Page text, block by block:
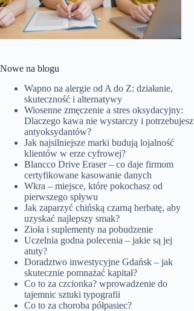
Nowe na blogu
Wapno na alergie od A do Z: działanie,
skuteczność i alternatywy
Wiosenne zmęczenie a stres oksydacyjny:
Dlaczego kawa nie wystarczy i potrzebujesz
antyoksydantów?
Jak najsilniejsze marki budują lojalność
klientów w erze cyfrowej?
Blancco Drive Eraser – co daje firmom
certyfikowane kasowanie danych
Wkra – miejsce, które pokochasz od
pierwszego spływu
Jak zaparzyć chińską czarną herbatę, aby
uzyskać najlepszy smak?
Zioła i suplementy na pobudzenie
Uczelnia godna polecenia – jakie są jej
atuty?
Doradztwo inwestycyjne Gdańsk – jak
skutecznie pomnażać kapitał?
Co to za czcionka? wprowadzenie do
tajemnic sztuki typografii
Co to za choroba półpasiec?